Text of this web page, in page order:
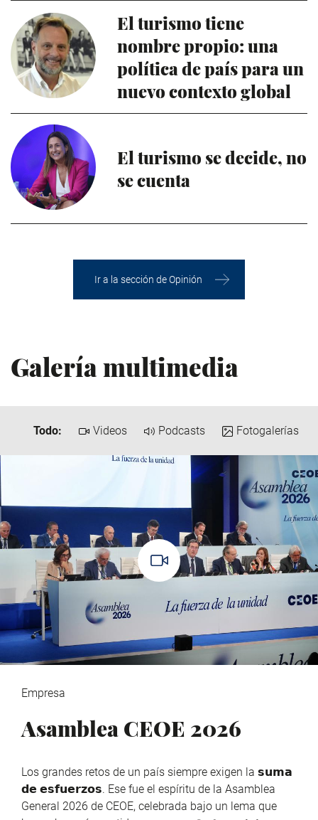
El turismo tiene
nombre propio: una
política de país para un
nuevo contexto global
El turismo se decide, no
se cuenta
Ir a la sección de Opinión
Galería multimedia
Todo: Videos Podcasts Fotogalerías
Empresa
Asamblea CEOE 2026
Los grandes retos de un país siempre exigen la 𝘀𝘂𝗺𝗮
𝗱𝗲 𝗲𝘀𝗳𝘂𝗲𝗿𝘇𝗼𝘀. Ese fue el espíritu de la Asamblea
General 2026 de CEOE, celebrada bajo un lema que